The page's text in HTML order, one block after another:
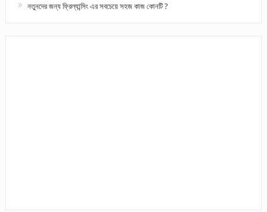
নতুনদের জন্য ফ্রিল্যান্সিং এর সবচেয়ে সহজ কাজ কোনটি ?